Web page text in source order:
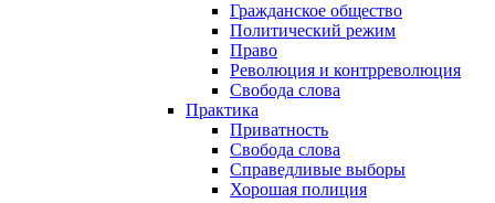
Гражданское общество
Политический режим
Право
Революция и контрреволюция
Свобода слова
Практика
Приватность
Свобода слова
Справедливые выборы
Хорошая полиция